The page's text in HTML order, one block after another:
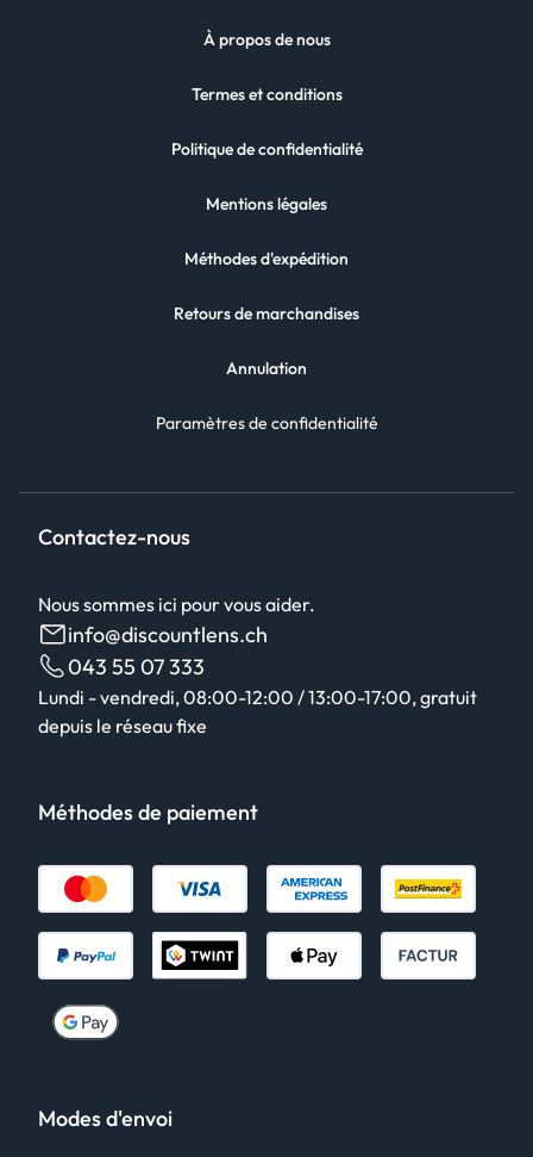
À propos de nous
Termes et conditions
Politique de confidentialité
Mentions légales
Méthodes d'expédition
Retours de marchandises
Annulation
Paramètres de confidentialité
Contactez-nous
Nous sommes ici pour vous aider.
info@discountlens.ch
043 55 07 333
Lundi - vendredi, 08:00-12:00 / 13:00-17:00, gratuit
depuis le réseau fixe
Méthodes de paiement
Modes d'envoi